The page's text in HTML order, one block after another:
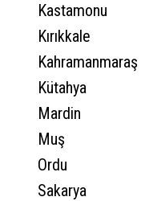
Kastamonu
Kırıkkale
Kahramanmaraş
Kütahya
Mardin
Muş
Ordu
Sakarya